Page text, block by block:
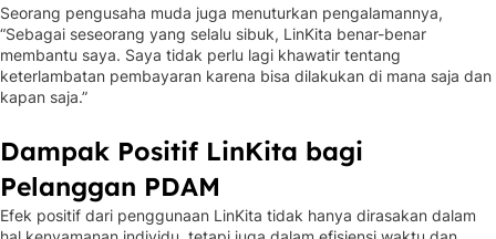
Seorang pengusaha muda juga menuturkan pengalamannya,
“Sebagai seseorang yang selalu sibuk, LinKita benar-benar
membantu saya. Saya tidak perlu lagi khawatir tentang
keterlambatan pembayaran karena bisa dilakukan di mana saja dan
kapan saja.”
Dampak Positif LinKita bagi
Pelanggan PDAM
Efek positif dari penggunaan LinKita tidak hanya dirasakan dalam